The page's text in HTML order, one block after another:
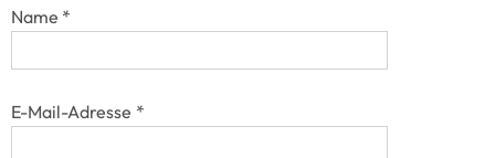
Name *
E-Mail-Adresse *